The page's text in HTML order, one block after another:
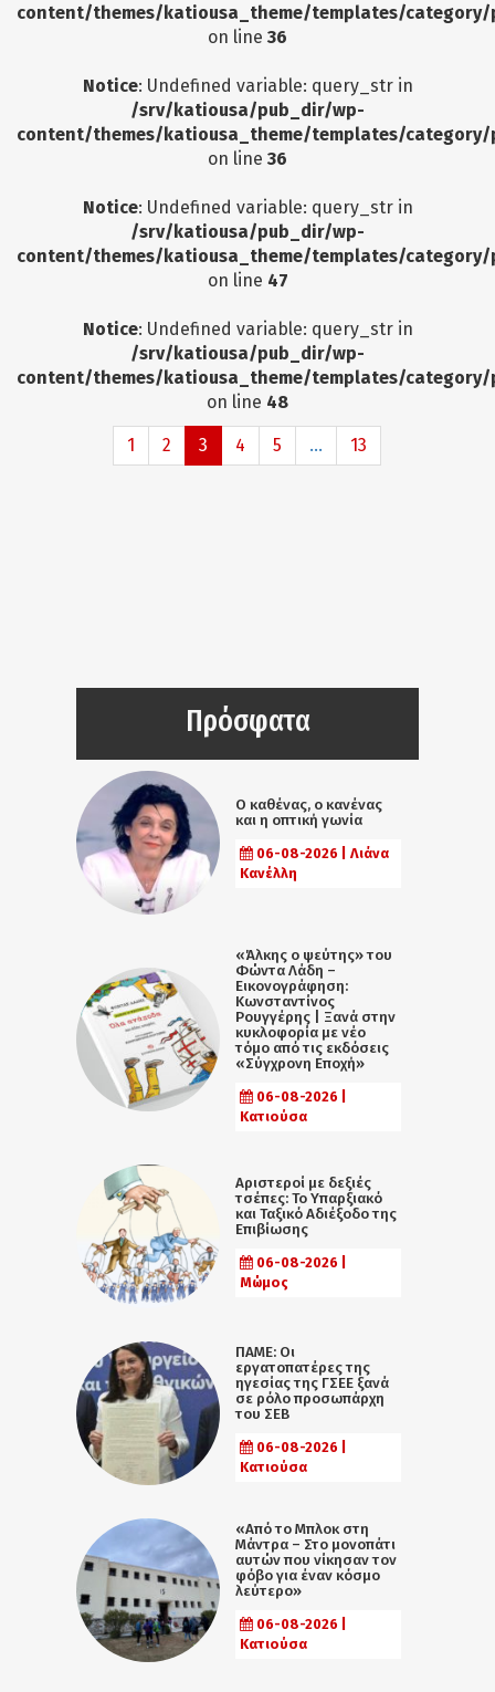
content/themes/katiousa_theme/templates/
on line 36
Notice: Undefined variable: query_str in
/srv/katiousa/pub_dir/wp-
content/themes/katiousa_theme/templates/
on line 36
Notice: Undefined variable: query_str in
/srv/katiousa/pub_dir/wp-
content/themes/katiousa_theme/templates/
on line 47
Notice: Undefined variable: query_str in
/srv/katiousa/pub_dir/wp-
content/themes/katiousa_theme/templates/
on line 48
1 2 3 4 5 ... 13
Πρόσφατα
Ο καθένας, ο κανένας
και η οπτική γωνία
06-08-2026 | Λιάνα
Κανέλλη
«Άλκης ο ψεύτης» του
Φώντα Λάδη –
Εικονογράφηση:
Κωνσταντίνος
Ρουγγέρης | Ξανά στην
κυκλοφορία με νέο
τόμο από τις εκδόσεις
«Σύγχρονη Εποχή»
06-08-2026 |
Κατιούσα
Αριστεροί με δεξιές
τσέπες: Το Υπαρξιακό
και Ταξικό Αδιέξοδο της
Επιβίωσης
06-08-2026 |
Μώμος
ΠΑΜΕ: Οι
εργατοπατέρες της
ηγεσίας της ΓΣΕΕ ξανά
σε ρόλο προσωπάρχη
του ΣΕΒ
06-08-2026 |
Κατιούσα
«Από το Μπλοκ στη
Μάντρα – Στο μονοπάτι
αυτών που νίκησαν τον
φόβο για έναν κόσμο
λεύτερο»
06-08-2026 |
Κατιούσα